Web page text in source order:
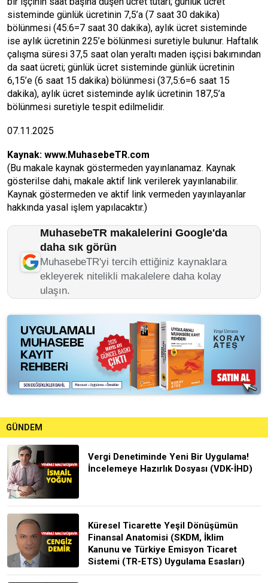
sisteminde günlük ücretinin 7,5’a (7 saat 30 dakika)
bölünmesi (45:6=7 saat 30 dakika), aylık ücret sisteminde
ise aylık ücretinin 225’e bölünmesi suretiyle bulunur. Haftalık
çalışma süresi 37,5 saat olan yeraltı maden işçisi bakımından
da saat ücreti; günlük ücret sisteminde günlük ücretinin
6,15’e (6 saat 15 dakika) bölünmesi (37,5:6=6 saat 15
dakika), aylık ücret sisteminde aylık ücretinin 187,5’a
bölünmesi suretiyle tespit edilmelidir.
07.11.2025
Kaynak: www.MuhasebeTR.com
(Bu makale kaynak göstermeden yayınlanamaz. Kaynak
gösterilse dahi, makale aktif link verilerek yayınlanabilir.
Kaynak göstermeden ve aktif link vermeden yayınlayanlar
hakkında yasal işlem yapılacaktır.)
MuhasebeTR makalelerini Google'da
daha sık görün
MuhasebeTR'yi tercih ettiğiniz kaynaklara
ekleyerek nitelikli makalelere daha kolay
ulaşın.
GÜNDEM
Vergi Denetiminde Yeni Bir Uygulama!
İncelemeye Hazırlık Dosyası (VDK-İHD)
Küresel Ticarette Yeşil Dönüşümün
Finansal Anatomisi (SKDM, İklim
Kanunu ve Türkiye Emisyon Ticaret
Sistemi (TR-ETS) Uygulama Esasları)